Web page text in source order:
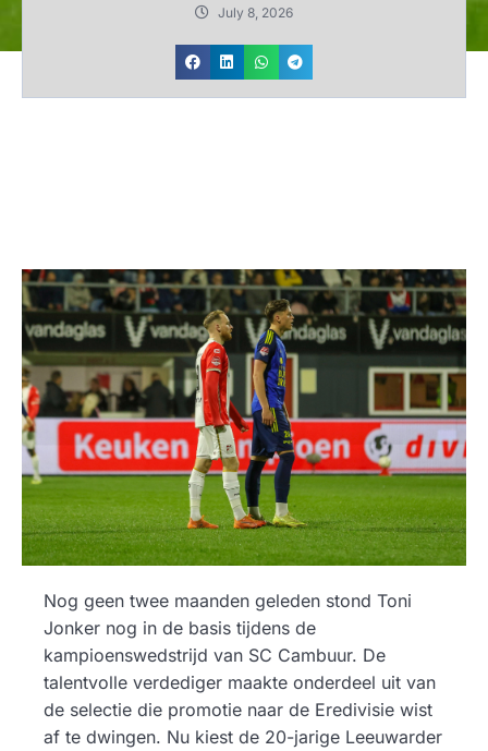
July 8, 2026
Nog geen twee maanden geleden stond Toni
Jonker nog in de basis tijdens de
kampioenswedstrijd van SC Cambuur. De
talentvolle verdediger maakte onderdeel uit van
de selectie die promotie naar de Eredivisie wist
af te dwingen. Nu kiest de 20-jarige Leeuwarder